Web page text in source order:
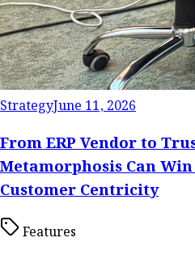
StrategyJune 11, 2026
From ERP Vendor to
Metamorphosis Can
Customer Centricity
Features